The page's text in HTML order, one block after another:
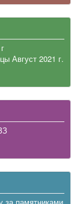
Август 2021 г.